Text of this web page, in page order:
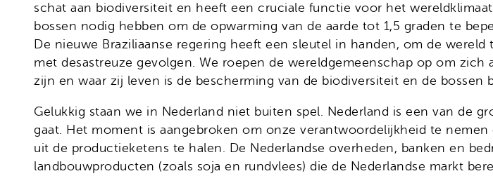
schat aan biodiversiteit en heeft een cruciale functie voor het
bossen nodig hebben om de opwarming van de aarde tot 1,5 graden te
De nieuwe Braziliaanse regering heeft een sleutel in handen, om de
met desastreuze gevolgen. We roepen de wereldgemeenschap op om
zijn en waar zij leven is de bescherming van de biodiversiteit en de bossen
Gelukkig staan we in Nederland niet buiten spel. Nederland is een van de
gaat. Het moment is aangebroken om onze verantwoordelijkheid te
uit de productieketens te halen. De Nederlandse overheden, banken en
landbouwproducten (zoals soja en rundvlees) die de Nederlandse markt